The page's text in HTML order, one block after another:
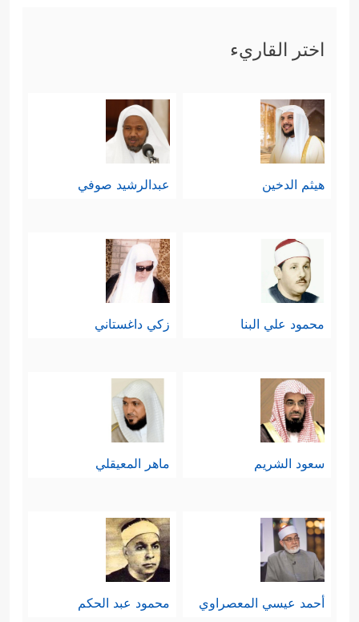
اختر القاريء
هيثم الدخين عبدالرشيد صوفي
محمود علي البنا زكي داغستاني
سعود الشريم ماهر المعيقلي
أحمد عيسي المعصراوي محمود عبد الحكم